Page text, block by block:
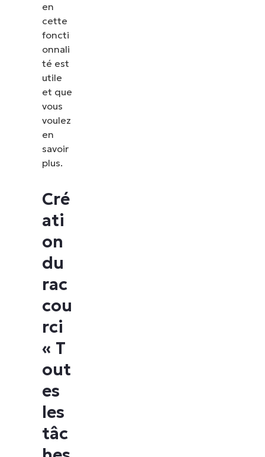
en
cette
foncti
onnali
té est
utile
et que
vous
voulez
en
savoir
plus.
Cré
ati
on
du
rac
cou
rci
« T
out
es
les
tâc